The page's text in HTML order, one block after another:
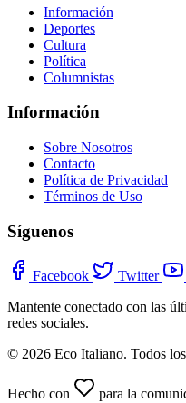
Información
Deportes
Cultura
Política
Columnistas
Información
Sobre Nosotros
Contacto
Política de Privacidad
Términos de Uso
Síguenos
Facebook Twitter
Mantente conectado con las
redes sociales.
© 2026 Eco Italiano. Todos los
Hecho con para la